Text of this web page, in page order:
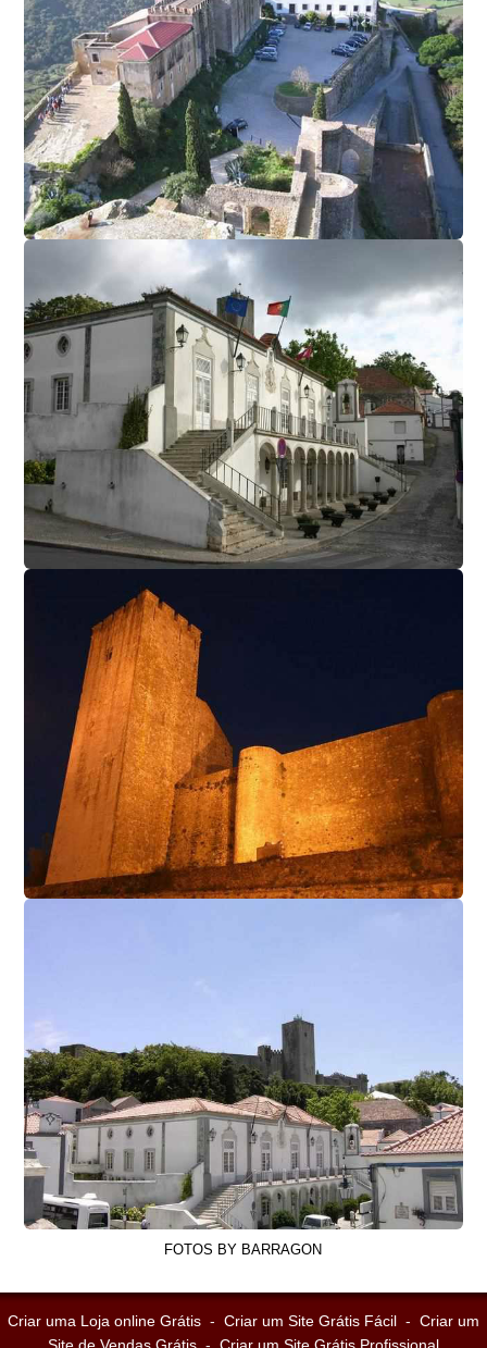
FOTOS BY BARRAGON
Criar uma Loja online Grátis - Criar um Site Grátis Fácil - Criar um
Site de Vendas Grátis - Criar um Site Grátis Profissional